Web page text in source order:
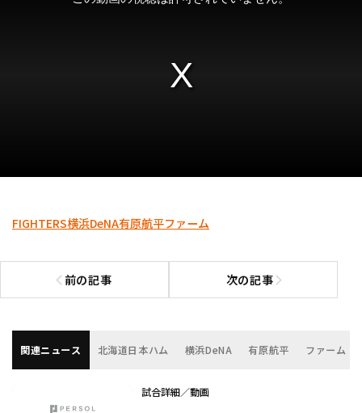
FIGHTERS横浜DeNA有原航平ファーム
前の記事
前の記事へ 次の記事次の記事へ
関連ニュース 北海道日本ハム 横浜DeNA 有原航平 ファーム
試合詳細／動画